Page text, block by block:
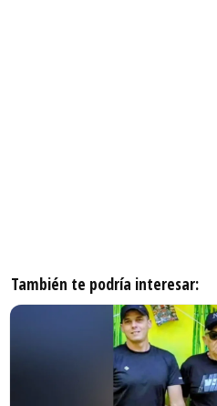
También te podría interesar: